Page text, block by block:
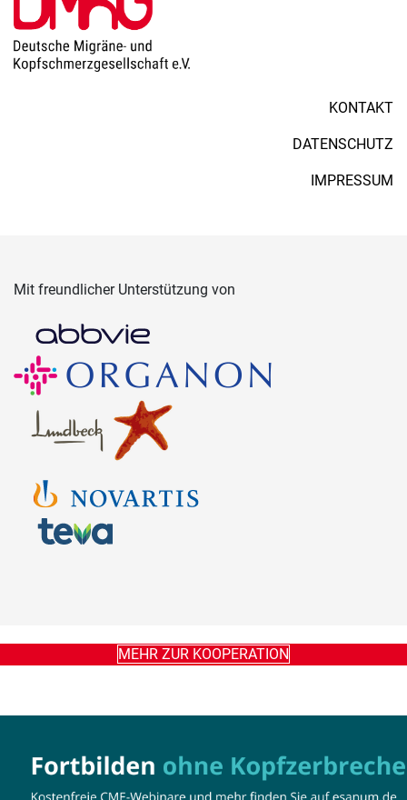
KONTAKT
DATENSCHUTZ
IMPRESSUM
Mit freundlicher Unterstützung von
MEHR ZUR KOOPERATION